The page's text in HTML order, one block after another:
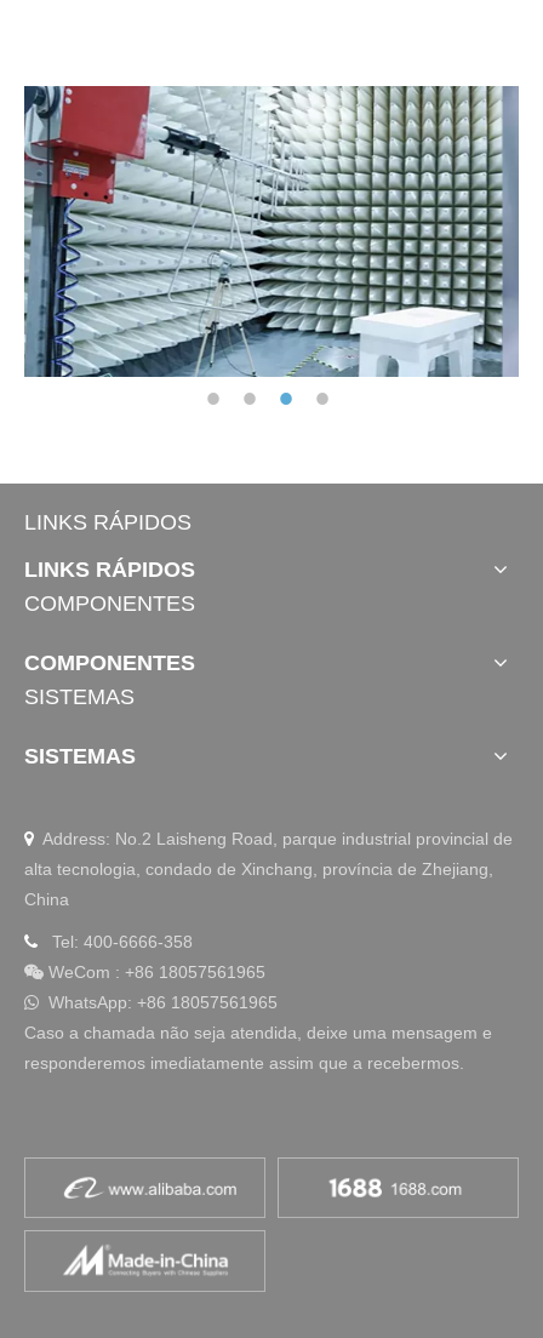
LINKS RÁPIDOS
LINKS RÁPIDOS
COMPONENTES
COMPONENTES
SISTEMAS
SISTEMAS
 Address: No.2 Laisheng Road, parque industrial provincial de
alta tecnologia, condado de Xinchang, província de Zhejiang,
China
 Tel: 400-6666-358
 WeCom : +86 18057561965
 WhatsApp: +86 18057561965
Caso a chamada não seja atendida, deixe uma mensagem e
responderemos imediatamente assim que a recebermos.